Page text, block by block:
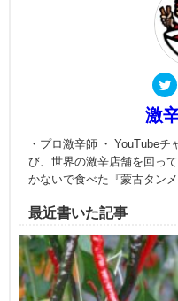
激
・プロ激辛師 ・ YouTube
び、世界の激辛店舗を回っ
かないで食べた『蒙古タン
最近書いた記事